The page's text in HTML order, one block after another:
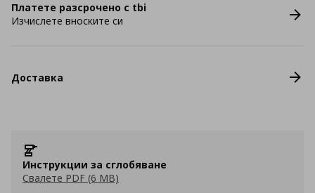
Платете разсрочено с tbi
Изчислете вноските си
Доставка
Инструкции за сглобяване
Свалете PDF (6 MB)